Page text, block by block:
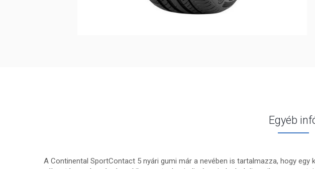
Egyéb
A Continental SportContact 5 nyári gumi már a nevében is tartalmazza, hogy